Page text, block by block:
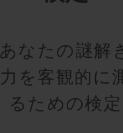
あなたの謎解
力を客観的に
るための検定